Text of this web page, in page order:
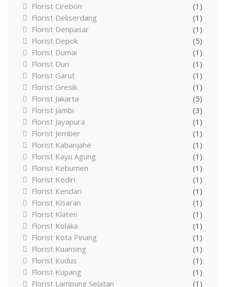
Florist Cirebon
(1)
Florist Deliserdang
(1)
Florist Denpasar
(1)
Florist Depok
(5)
Florist Dumai
(1)
Florist Duri
(1)
Florist Garut
(1)
Florist Gresik
(1)
Florist Jakarta
(5)
Florist Jambi
(3)
Florist Jayapura
(1)
Florist Jember
(1)
Florist Kabanjahe
(1)
Florist Kayu Agung
(1)
Florist Kebumen
(1)
Florist Kediri
(1)
Florist Kendari
(1)
Florist Kisaran
(1)
Florist Klaten
(1)
Florist Kolaka
(1)
Florist Kota Pinang
(1)
Florist Kuansing
(1)
Florist Kudus
(1)
Florist Kupang
(1)
Florist Lampung Selatan
(1)